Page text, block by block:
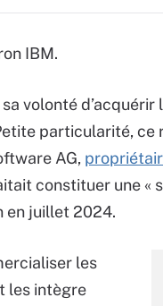
IBM.
volonté
particularité, ce
AG,
constituer une «
en juillet 2024.
les
les intègre